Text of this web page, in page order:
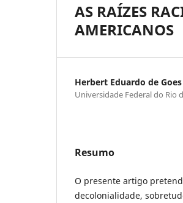
AS RAÍZES
AMERICANOS
Herbert Eduardo de
Universidade Federal do Rio
Resumo
O presente artigo
decolonialidade,